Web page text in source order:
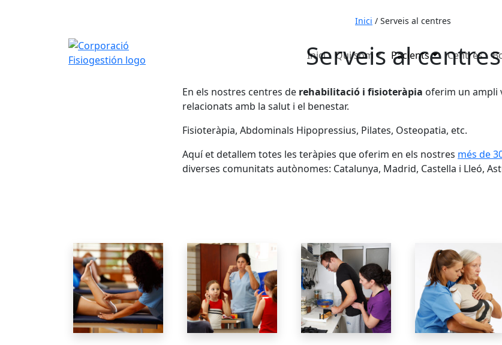
Inici Qui som Pacients Centres
Inici / Serveis al centres
Serveis al centres
En els nostres centres de rehabilitació i fisioteràpia oferim un ampli
relacionats amb la salut i el benestar.
Fisioteràpia, Abdominals Hipopressius, Pilates, Osteopatia, etc.
Aquí et detallem totes les teràpies que oferim en els nostres més de
diverses comunitats autònomes: Catalunya, Madrid, Castella i Lleó,